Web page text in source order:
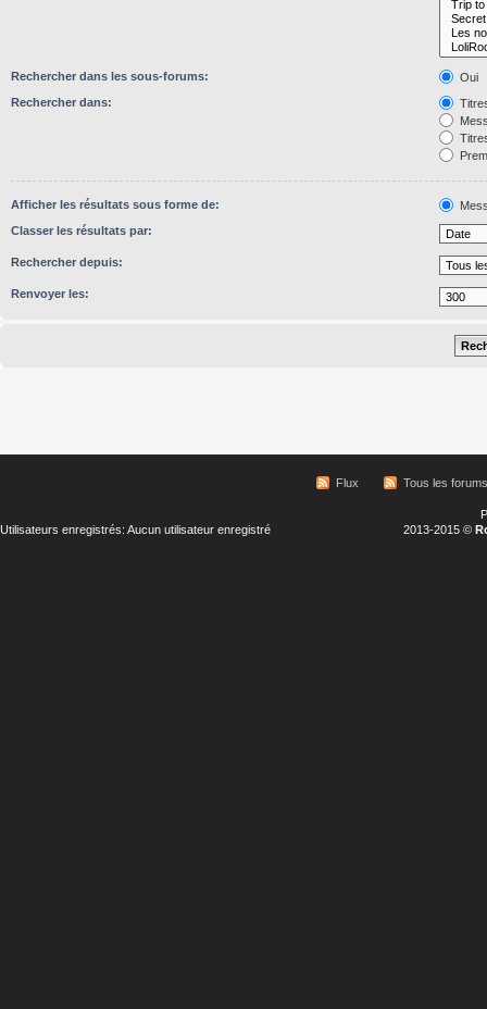
Rechercher dans les sous-forums:
Oui
Rechercher dans:
Afficher les résultats sous forme de:
Classer les résultats par:
Rechercher depuis:
Renvoyer les:
Flux Tous les forums
Utilisateurs enregistrés: Aucun utilisateur enregistré
2013-2015 ©